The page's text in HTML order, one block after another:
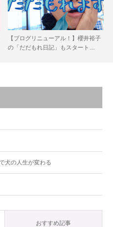
【ブログリニューアル！】櫻井裕子
の「だだもれ日記」もスタート…
犬の人生が変わる
おすすめ記事